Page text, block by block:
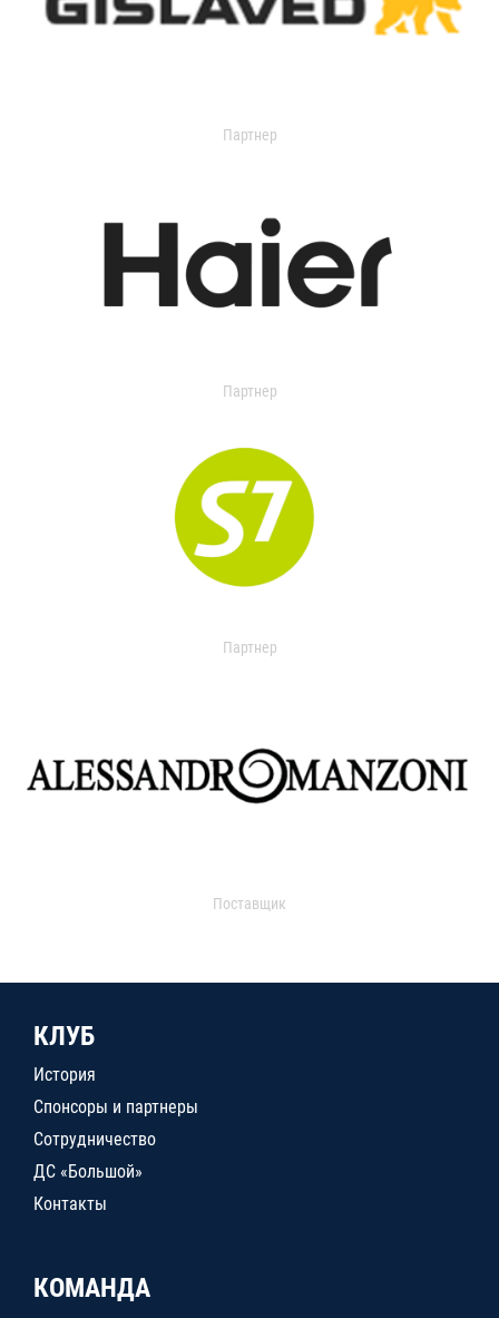
Партнер
Партнер
Партнер
Поставщик
КЛУБ
История
Спонсоры и партнеры
Сотрудничество
ДС «Большой»
Контакты
КОМАНДА